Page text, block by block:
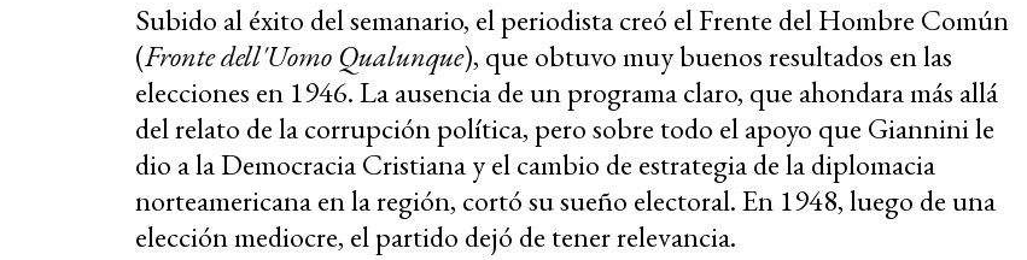
Subido al éxito del semanario, el periodista creó el Frente del Hombre Común
(Fronte dell'Uomo Qualunque), que obtuvo muy buenos resultados en las
elecciones en 1946. La ausencia de un programa claro, que ahondara más allá
del relato de la corrupción política, pero sobre todo el apoyo que Giannini le
dio a la Democracia Cristiana y el cambio de estrategia de la diplomacia
norteamericana en la región, cortó su sueño electoral. En 1948, luego de una
elección mediocre, el partido dejó de tener relevancia.